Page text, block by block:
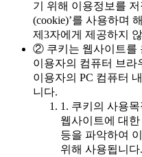
기 위해 이용정보를 저
(cookie)’를 사용하며
제3자에게 제공하지
② 쿠키는 웹사이트를
이용자의 컴퓨터 브라
이용자의 PC 컴퓨터
니다.
1. 쿠키의 사용
웹사이트에 대
등을 파악하여
위해 사용됩니